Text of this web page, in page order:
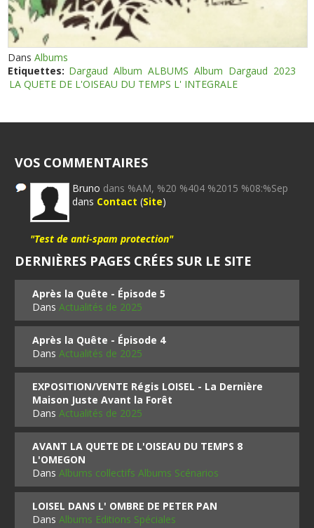
DansAlbums
Etiquettes: Dargaud Album ALBUMS Album Dargaud 2023
LA QUETE DE L'OISEAU DU TEMPS L' INTEGRALE
VOS COMMENTAIRES
Bruno dans %AM, %20 %404 %2015 %08:%Sep
dans Contact (Site)
"Test de anti-spam protection"
DERNIÈRES PAGES CRÉES SUR LE SITE
Après la Quête - Épisode 5
DansActualités de 2025
Après la Quête - Épisode 4
DansActualités de 2025
EXPOSITION/VENTE Régis LOISEL - La Dernière
Maison Juste Avant la Forêt
DansActualités de 2025
AVANT LA QUETE DE L'OISEAU DU TEMPS 8
L'OMEGON
DansAlbums collectifs Albums Scénarios
LOISEL DANS L' OMBRE DE PETER PAN
DansAlbums Editions Spéciales